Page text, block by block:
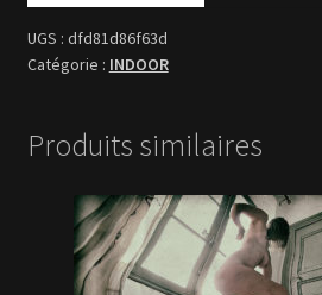
dfd81d86f63d
INDOOR
Produits similaires